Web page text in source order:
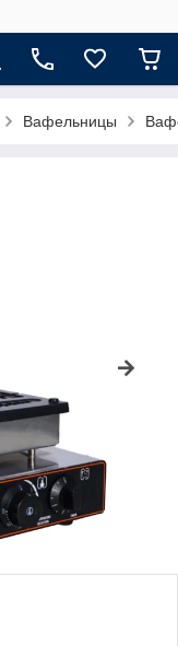
Вафельницы